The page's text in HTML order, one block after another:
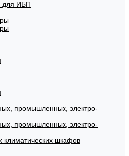
для ИБП
промышленных, электро-
промышленных, электро-
климатических шкафов